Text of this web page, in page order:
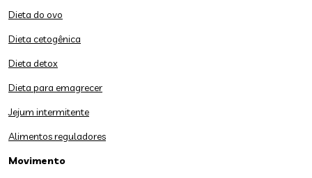
Dieta do ovo
Dieta cetogênica
Dieta detox
Dieta para emagrecer
Jejum intermitente
Alimentos reguladores
Movimento